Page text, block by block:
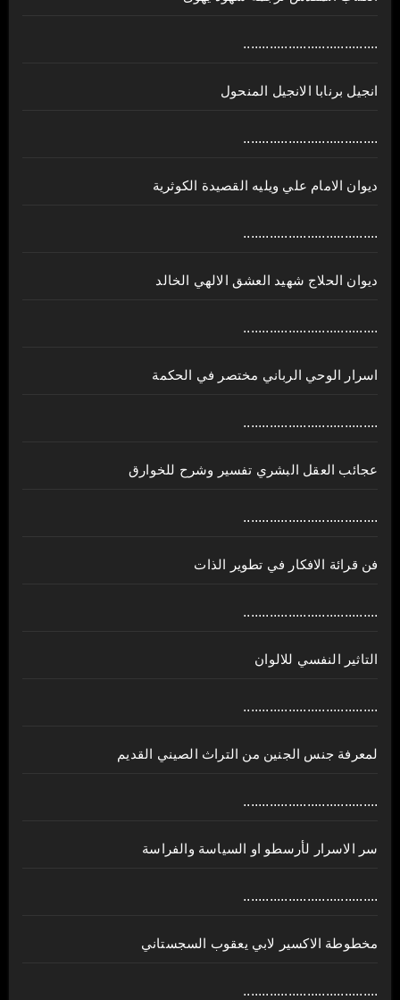
....................................
انجيل برنابا الانجيل المنحول
....................................
ديوان الامام علي ويليه القصيدة الكوثرية
....................................
ديوان الحلاج شهيد العشق الالهي الخالد
....................................
اسرار الوحي الرباني مختصر في الحكمة
....................................
عجائب العقل البشري تفسير وشرح للخوارق
....................................
فن قرائة الافكار في تطوير الذات
....................................
التاثير النفسي للالوان
....................................
لمعرفة جنس الجنين من التراث الصيني القديم
....................................
سر الاسرار لأرسطو او السياسة والفراسة
....................................
مخطوطة الاكسير لابي يعقوب السجستاني
....................................